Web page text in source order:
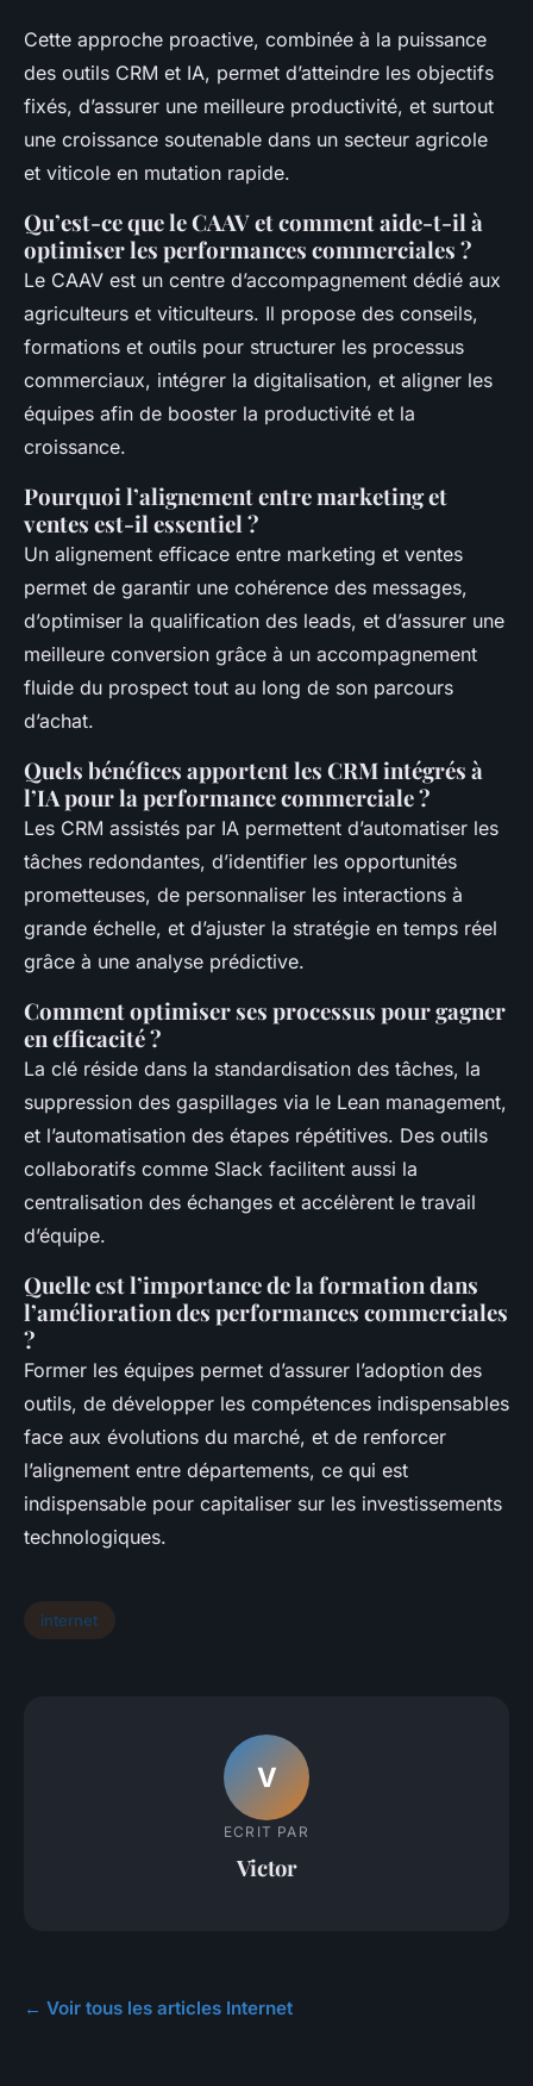
Cette approche proactive, combinée à la puissance
des outils CRM et IA, permet d’atteindre les objectifs
fixés, d’assurer une meilleure productivité, et surtout
une croissance soutenable dans un secteur agricole
et viticole en mutation rapide.
Qu’est-ce que le CAAV et comment aide-t-il à
optimiser les performances commerciales ?
Le CAAV est un centre d’accompagnement dédié aux
agriculteurs et viticulteurs. Il propose des conseils,
formations et outils pour structurer les processus
commerciaux, intégrer la digitalisation, et aligner les
équipes afin de booster la productivité et la
croissance.
Pourquoi l’alignement entre marketing et
ventes est-il essentiel ?
Un alignement efficace entre marketing et ventes
permet de garantir une cohérence des messages,
d’optimiser la qualification des leads, et d’assurer une
meilleure conversion grâce à un accompagnement
fluide du prospect tout au long de son parcours
d’achat.
Quels bénéfices apportent les CRM intégrés à
l’IA pour la performance commerciale ?
Les CRM assistés par IA permettent d’automatiser les
tâches redondantes, d’identifier les opportunités
prometteuses, de personnaliser les interactions à
grande échelle, et d’ajuster la stratégie en temps réel
grâce à une analyse prédictive.
Comment optimiser ses processus pour gagner
en efficacité ?
La clé réside dans la standardisation des tâches, la
suppression des gaspillages via le Lean management,
et l’automatisation des étapes répétitives. Des outils
collaboratifs comme Slack facilitent aussi la
centralisation des échanges et accélèrent le travail
d’équipe.
Quelle est l’importance de la formation dans
l’amélioration des performances commerciales
?
Former les équipes permet d’assurer l’adoption des
outils, de développer les compétences indispensables
face aux évolutions du marché, et de renforcer
l’alignement entre départements, ce qui est
indispensable pour capitaliser sur les investissements
technologiques.
internet
V
ECRIT PAR
Victor
← Voir tous les articles Internet